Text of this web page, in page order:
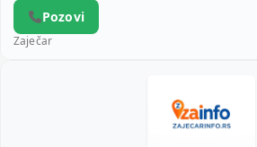
Pozovi
Zaječar